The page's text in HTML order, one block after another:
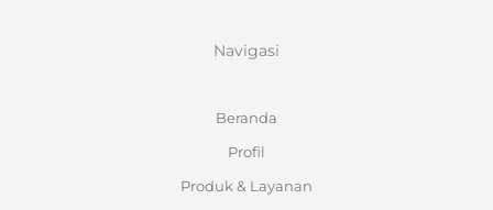
Navigasi
Beranda
Profil
Produk & Layanan